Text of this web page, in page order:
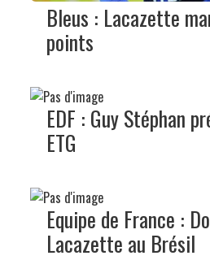
Bleus : Lacazette
points
EDF : Guy Stéphan
ETG
Equipe de France :
Lacazette au Brésil